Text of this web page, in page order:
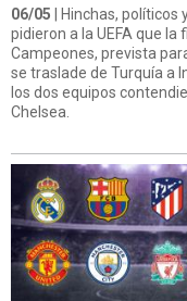
06/05 | Hinchas,
pidieron a la UEFA que la
Campeones, prevista
se traslade de Turquía a
los dos equipos
Chelsea.